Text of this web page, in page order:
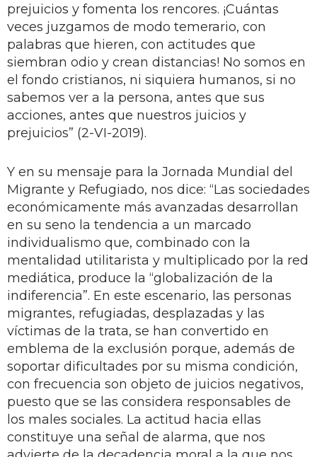
prejuicios y fomenta los rencores. ¡Cuántas
veces juzgamos de modo temerario, con
palabras que hieren, con actitudes que
siembran odio y crean distancias! No somos en
el fondo cristianos, ni siquiera humanos, si no
sabemos ver a la persona, antes que sus
acciones, antes que nuestros juicios y
prejuicios” (2-VI-2019).
Y en su mensaje para la Jornada Mundial del
Migrante y Refugiado, nos dice: “Las sociedades
económicamente más avanzadas desarrollan
en su seno la tendencia a un marcado
individualismo que, combinado con la
mentalidad utilitarista y multiplicado por la red
mediática, produce la “globalización de la
indiferencia”. En este escenario, las personas
migrantes, refugiadas, desplazadas y las
víctimas de la trata, se han convertido en
emblema de la exclusión porque, además de
soportar dificultades por su misma condición,
con frecuencia son objeto de juicios negativos,
puesto que se las considera responsables de
los males sociales. La actitud hacia ellas
constituye una señal de alarma, que nos